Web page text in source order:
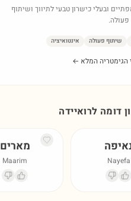
ובעלי כישרון טבעי לתיווך ושיתוף
פעולה.
שיתוף פעולה אינטואיציה
הגימטריה המלא ←
דומה לרואיידה
Nayefa
מארים
Maarim